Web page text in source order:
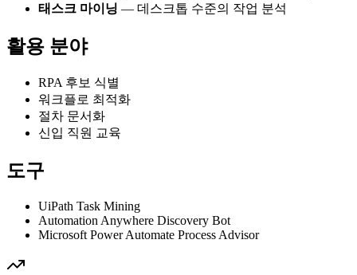
태스크 마이닝 — 데스크톱 수준의 작업 분석
활용 분야
RPA 후보 식별
워크플로 최적화
절차 문서화
신입 직원 교육
도구
UiPath Task Mining
Automation Anywhere Discovery Bot
Microsoft Power Automate Process Advisor